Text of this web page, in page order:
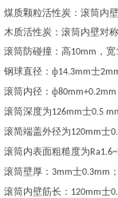
煤质颗粒活性炭 ： 滚筒内
木质活性炭 ： 滚筒内壁对
滚筒防碰撞 ： 高10mm ，宽
钢球直径 ： ф14.3mm士
滚筒内径 ： ф80mm+0.2mm
滚筒深度为126mm士0.5
滚简端盖外径为120mm士
滚筒内表面粗糙度为
滚筒壁厚 ： 3mm士0.3mm
滚筒内壁筋长 ： 120mm士